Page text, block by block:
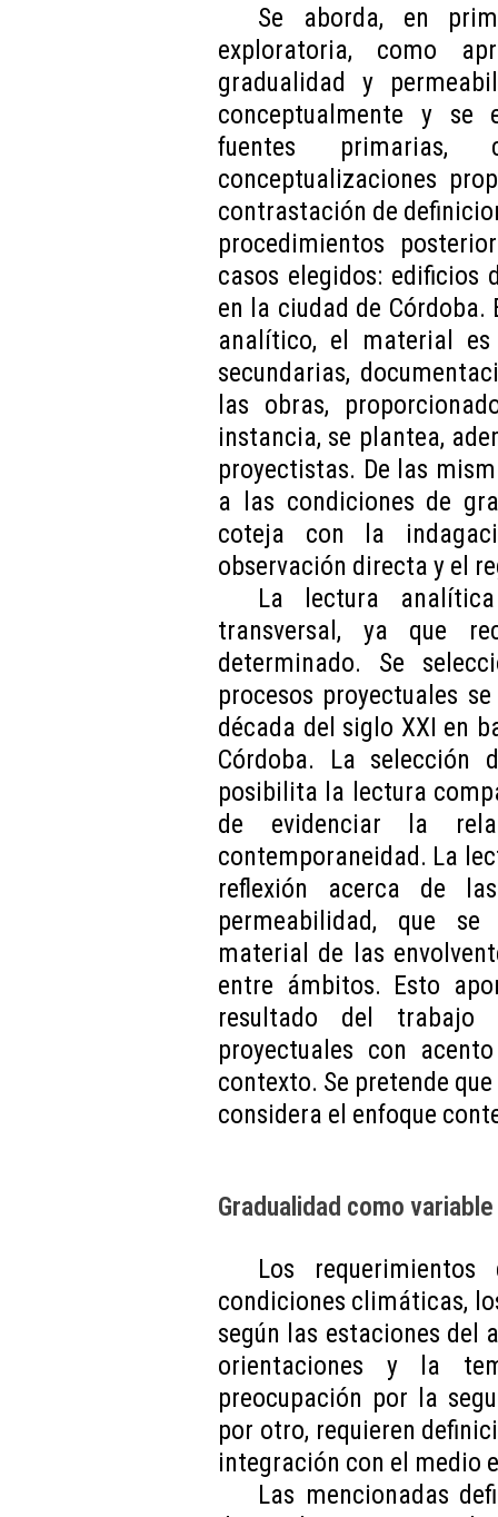
Se aborda, en
exploratoria, como
gradualidad y
conceptualmente y se
fuentes
conceptualizaciones
contrastación de
procedimientos
casos elegidos: edificios
en la ciudad de Córdoba.
analítico, el material
secundarias,
las obras,
instancia, se plantea,
proyectistas. De las
a las condiciones de
coteja con la
observación directa y el
La lectura
transversal, ya que
determinado. Se
procesos proyectuales
década del siglo XXI en
Córdoba. La selección
posibilita la lectura
de evidenciar la
contemporaneidad. La
reflexión acerca de
permeabilidad, que
material de las
entre ámbitos. Esto
resultado del
proyectuales con
contexto. Se pretende
considera el enfoque
Gradualidad como
Los
condiciones climáticas,
según las estaciones del
orientaciones y la
preocupación por la
por otro, requieren
integración con el medio
Las mencionadas